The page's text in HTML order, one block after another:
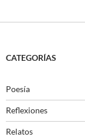
CATEGORÍAS
Poesía
Reflexiones
Relatos